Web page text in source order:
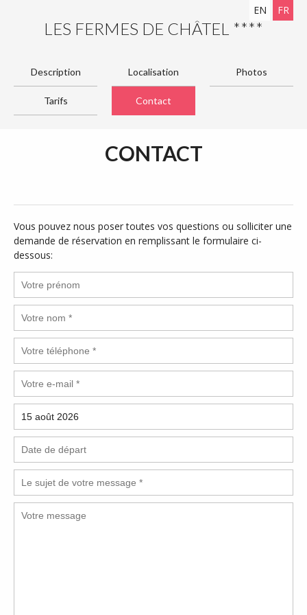
LES FERMES DE CHÂTEL ****
EN FR
Description Localisation Photos
Tarifs Contact
CONTACT
Vous pouvez nous poser toutes vos questions ou solliciter une
demande de réservation en remplissant le formulaire ci-
dessous: